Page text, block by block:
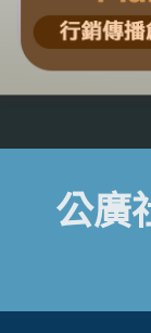
公廣